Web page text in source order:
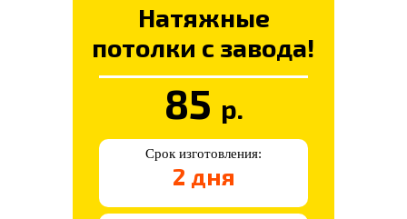
Натяжные
потолки с завода!
85 р.
Срок изготовления:
2 дня